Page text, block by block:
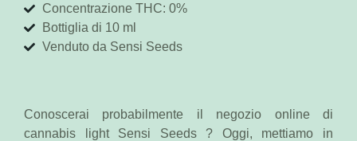
Concentrazione THC: 0%
Bottiglia di 10 ml
Venduto da Sensi Seeds
Conoscerai probabilmente il negozio online di
cannabis light Sensi Seeds ? Oggi, mettiamo in